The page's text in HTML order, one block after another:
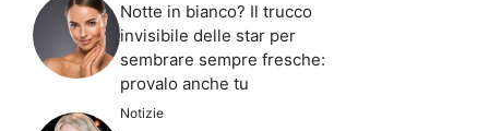
Notte in bianco? Il trucco
invisibile delle star per
sembrare sempre fresche:
provalo anche tu
Notizie